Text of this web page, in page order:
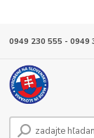
0949 230 555 - 0949